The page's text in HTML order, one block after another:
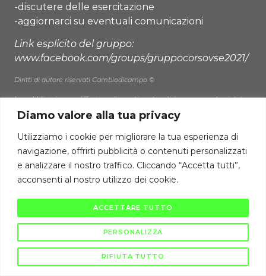
Diamo valore alla tua privacy
Utilizziamo i cookie per migliorare la tua esperienza di
navigazione, offrirti pubblicità o contenuti personalizzati
e analizzare il nostro traffico. Cliccando “Accetta tutti”,
acconsenti al nostro utilizzo dei cookie.
PERSONALIZZA
RIFIUTA TUTTO
ACCETTARE TUTTO
-discutere delle esercitazione
-aggiornarci su eventuali comunicazioni
Link esplicito del gruppo:
www.facebook.com/groups/gruppocorsovse2021/
Diritti di autore riservati Cambiodicampo ©
La pubblicazione e diffusione di questi contenuti è severamente vietata